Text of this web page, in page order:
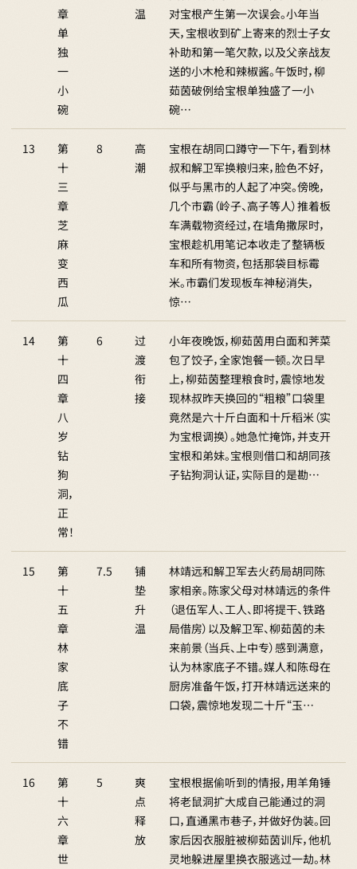
章
单
独
一
小
碗
温
对宝根产生第一次误会。小年当
天，宝根收到矿上寄来的烈士子女
补助和第一笔欠款，以及父亲战友
送的小木枪和辣椒酱。午饭时，柳
茹茵破例给宝根单独盛了一小
碗…
13
第
十
三
章
芝
麻
变
西
瓜
8
高
潮
宝根在胡同口蹲守一下午，看到林
叔和解卫军换粮归来，脸色不好，
似乎与黑市的人起了冲突。傍晚，
几个市霸（岭子、高子等人）推着板
车满载物资经过，在墙角撒尿时，
宝根趁机用笔记本收走了整辆板
车和所有物资，包括那袋目标霉
米。市霸们发现板车神秘消失，
惊…
14
第
十
四
章
八
岁
钻
狗
洞，
正
常！
6
过
渡
衔
接
小年夜晚饭，柳茹茵用白面和荠菜
包了饺子，全家饱餐一顿。次日早
上，柳茹茵整理粮食时，震惊地发
现林叔昨天换回的“粗粮”口袋里
竟然是六十斤白面和十斤稻米（实
为宝根调换）。她急忙掩饰，并支开
宝根和弟妹。宝根则借口和胡同孩
子钻狗洞认证，实际目的是勘…
15
第
十
五
章
林
家
底
子
不
错
7.5
铺
垫
升
温
林靖远和解卫军去火药局胡同陈
家相亲。陈家父母对林靖远的条件
（退伍军人、工人、即将提干、铁路
局借房）以及解卫军、柳茹茵的未
来前景（当兵、上中专）感到满意，
认为林家底子不错。媒人和陈母在
厨房准备午饭，打开林靖远送来的
口袋，震惊地发现二十斤“玉…
16
第
十
六
章
世
5
爽
点
释
放
宝根根据偷听到的情报，用羊角锤
将老鼠洞扩大成自己能通过的洞
口，直通黑市巷子，并做好伪装。回
家后因衣服脏被柳茹茵训斥，他机
灵地躲进屋里换衣服逃过一劫。林